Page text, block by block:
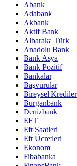
Abank
Adabank
Akbank
Aktif Bank
Albaraka Türk
Anadolu Bank
Bank Asya
Bank Pozitif
Bankalar
Başvurular
Bireysel Krediler
Burganbank
Denizbank
EFT
Eft Saatleri
Eft Ücretleri
Ekonomi
Fibabanka